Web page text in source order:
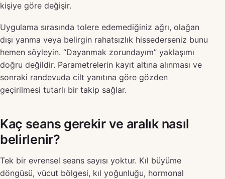
kişiye göre değişir.
Uygulama sırasında tolere edemediğiniz ağrı, olağan
dışı yanma veya belirgin rahatsızlık hissederseniz bunu
hemen söyleyin. “Dayanmak zorundayım” yaklaşımı
doğru değildir. Parametrelerin kayıt altına alınması ve
sonraki randevuda cilt yanıtına göre gözden
geçirilmesi tutarlı bir takip sağlar.
Kaç seans gerekir ve aralık nasıl
belirlenir?
Tek bir evrensel seans sayısı yoktur. Kıl büyüme
döngüsü, vücut bölgesi, kıl yoğunluğu, hormonal